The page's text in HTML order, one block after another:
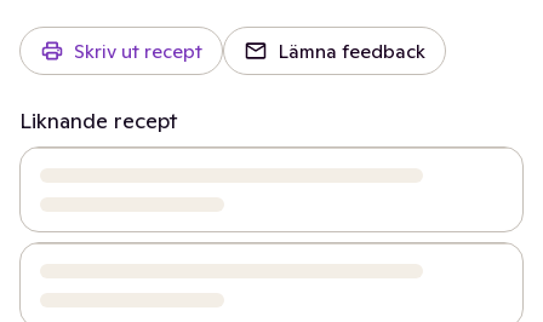
Skriv ut recept Lämna feedback
Liknande recept